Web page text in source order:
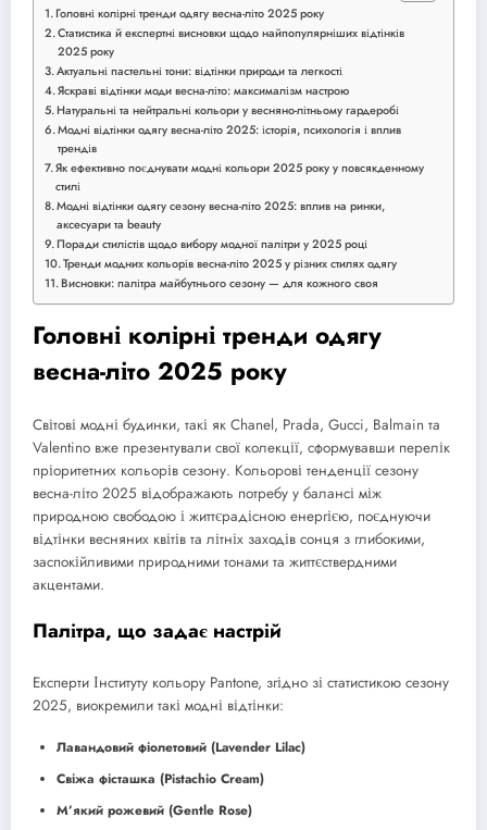
Головні колірні тренди одягу весна-літо 2025 року
Статистика й експертні висновки щодо найпопулярніших відтінків
2025 року
Актуальні пастельні тони: відтінки природи та легкості
Яскраві відтінки моди весна-літо: максималізм настрою
Натуральні та нейтральні кольори у весняно-літньому гардеробі
Модні відтінки одягу весна-літо 2025: історія, психологія і вплив
трендів
Як ефективно поєднувати модні кольори 2025 року у повсякденному
стилі
Модні відтінки одягу сезону весна-літо 2025: вплив на ринки,
аксесуари та beauty
Поради стилістів щодо вибору модної палітри у 2025 році
Тренди модних кольорів весна-літо 2025 у різних стилях одягу
Висновки: палітра майбутнього сезону — для кожного своя
Головні колірні тренди одягу
весна-літо 2025 року
Світові модні будинки, такі як Chanel, Prada, Gucci, Balmain та
Valentino вже презентували свої колекції, сформувавши перелік
пріоритетних кольорів сезону. Кольорові тенденції сезону
весна-літо 2025 відображають потребу у балансі між
природною свободою і життєрадісною енергією, поєднуючи
відтінки весняних квітів та літніх заходів сонця з глибокими,
заспокійливими природними тонами та життєствердними
акцентами.
Палітра, що задає настрій
Експерти Інституту кольору Pantone, згідно зі статистикою сезону
2025, виокремили такі модні відтінки:
Лавандовий фіолетовий (Lavender Lilac)
Свіжа фісташка (Pistachio Cream)
М’який рожевий (Gentle Rose)